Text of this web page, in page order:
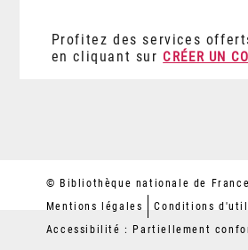
Profitez des services
en cliquant sur CRÉER UN
© Bibliothèque nationale de
Mentions légales
Conditions
Accessibilité : Partiellement